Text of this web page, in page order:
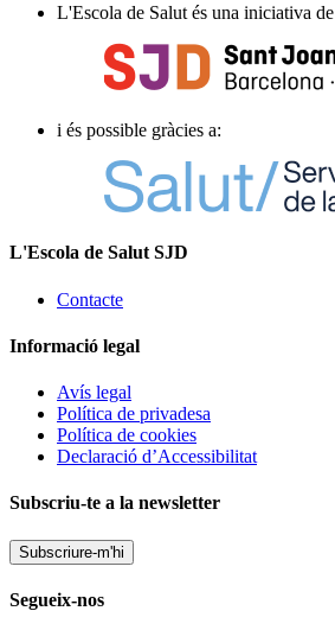
L'Escola de Salut és una iniciativa de
i és possible gràcies a:
L'Escola de Salut SJD
Contacte
Informació legal
Avís legal
Política de privadesa
Política de cookies
Declaració d’Accessibilitat
Subscriu-te a la newsletter
Subscriure-m'hi
Segueix-nos